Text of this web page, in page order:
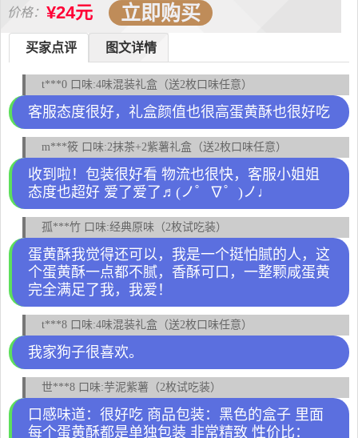
价格： ¥24元 立即购买
图文详情
买家点评
t***0 口味:4味混装礼盒（送2枚口味任意）
客服态度很好，礼盒颜值也很高蛋黄酥也很好吃
m***筱 口味:2抹茶+2紫薯礼盒（送2枚口味任意）
收到啦！包装很好看 物流也很快，客服小姐姐
态度也超好 爱了爱了♬(ノ゜∇゜)ノ♩
孤***竹 口味:经典原味（2枚试吃装）
蛋黄酥我觉得还可以，我是一个挺怕腻的人，这
个蛋黄酥一点都不腻，香酥可口，一整颗咸蛋黄
完全满足了我，我爱！
t***8 口味:4味混装礼盒（送2枚口味任意）
我家狗子很喜欢。
世***8 口味:芋泥紫薯（2枚试吃装）
口感味道：很好吃 商品包装：黑色的盒子 里面
每个蛋黄酥都是单独包装 非常精致 性价比：